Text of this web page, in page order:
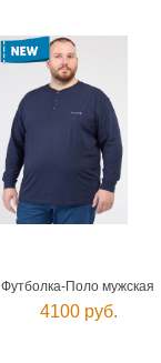
Футболка-Поло мужская
4100 руб.